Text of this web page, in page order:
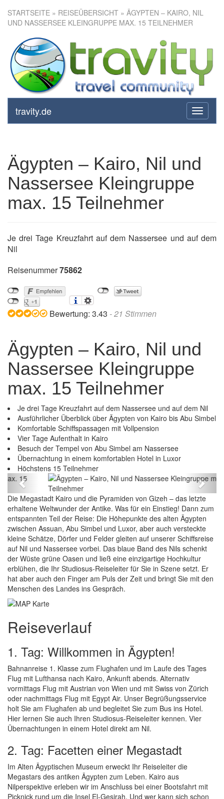
STARTSEITE » REISEÜBERSICHT » ÄGYPTEN – KAIRO, NIL
UND NASSERSEE KLEINGRUPPE MAX. 15 TEILNEHMER
toggle
travity.de
Ägypten – Kairo, Nil und
Nassersee Kleingruppe max.
15 Teilnehmer
Ägypten – Kairo, Nil und
Nassersee Kleingruppe
max. 15 Teilnehmer
Je drei Tage Kreuzfahrt auf dem Nassersee und auf dem
Nil
Reisenummer75862
Bewertung: 3.43 -21 Stimmen
Ägypten – Kairo, Nil und
Nassersee Kleingruppe
max. 15 Teilnehmer
Je drei Tage Kreuzfahrt auf dem Nassersee und auf dem Nil
Ausführlicher Überblick über Ägypten von Kairo bis Abu Simbel
Komfortable Schiffspassagen mit Vollpension
Vier Tage Aufenthalt in Kairo
Besuch der Tempel von Abu Simbel am Nassersee
Übernachtung in einem komfortablen Hotel in Luxor
Höchstens 15 Teilnehmer
Ägypten – Kairo, Nil und Nassersee Kleingruppe
max. 15 Teilnehmer
Previous Next
Die Megastadt Kairo und die Pyramiden von Gizeh – das letzte
erhaltene Weltwunder der Antike. Was für ein Einstieg! Dann zum
entspannten Teil der Reise: Die Höhepunkte des alten Ägypten
zwischen Assuan, Abu Simbel und Luxor, aber auch versteckte
kleine Schätze, Dörfer und Felder gleiten auf unserer Schiffsreise
auf Nil und Nassersee vorbei. Das blaue Band des Nils schenkt
der Wüste grüne Oasen und ließ eine einzigartige Hochkultur
erblühen, die Ihr Studiosus-Reiseleiter für Sie in Szene setzt. Er
hat aber auch den Finger am Puls der Zeit und bringt Sie mit den
Menschen des Landes ins Gespräch.
Reiseverlauf
1. Tag: Willkommen in Ägypten!
Bahnanreise 1. Klasse zum Flughafen und im Laufe des Tages
Flug mit Lufthansa nach Kairo, Ankunft abends. Alternativ
vormittags Flug mit Austrian von Wien und mit Swiss von Zürich
oder nachmittags Flug mit Egypt Air. Unser Begrüßungsservice
holt Sie am Flughafen ab und begleitet Sie zum Bus ins Hotel.
Hier lernen Sie auch Ihren Studiosus-Reiseleiter kennen. Vier
Übernachtungen in einem Hotel direkt am Nil.
2. Tag: Facetten einer Megastadt
Im Alten Ägyptischen Museum erweckt Ihr Reiseleiter die
Megastars des antiken Ägypten zum Leben. Kairo aus
Nilperspektive erleben wir im Anschluss bei einer Bootsfahrt mit
Picknick rund um die Insel El-Gesirah. Und wer kann sich schon